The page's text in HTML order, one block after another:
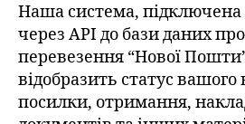
Наша система, підключена
через API до бази даних
перевезення “Нової
відобразить статус вашого
посилки, отримання,